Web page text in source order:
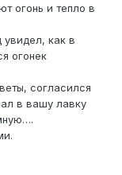
огонь и тепло в
увидел, как в
огонек
согласился
в вашу лавку